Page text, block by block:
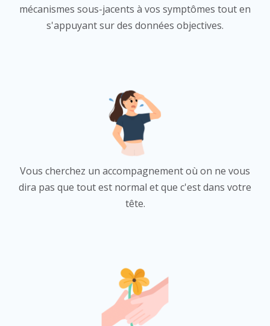
mécanismes sous-jacents à vos symptômes tout en
s'appuyant sur des données objectives.
Vous cherchez un accompagnement où on ne vous
dira pas que tout est normal et que c'est dans votre
tête.